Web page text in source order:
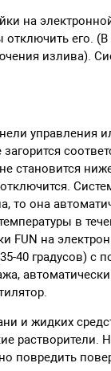
на
его.
излива).
управления
становится
то она
в
FUN на
40 градусов)
и жидких
повредить